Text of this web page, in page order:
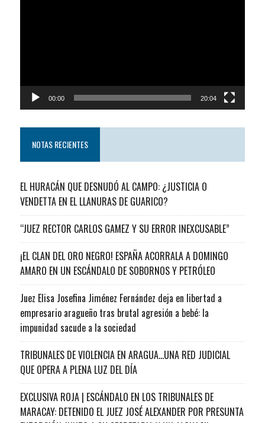
00:00 20:04
NOTAS RECIENTES
EL HURACÁN QUE DESNUDÓ AL CAMPO: ¿JUSTICIA O
VENDETTA EN EL LLANURAS DE GUARICO?
“JUEZ RECTOR CARLOS GAMEZ Y SU ERROR INEXCUSABLE”
¡EL CLAN DEL ORO NEGRO! ESPAÑA ACORRALA A DOMINGO
AMARO EN UN ESCÁNDALO DE SOBORNOS Y PETRÓLEO
Juez Elisa Josefina Jiménez Fernández deja en libertad a
empresario aragueño tras brutal agresión a bebé: la
impunidad sacude a la sociedad
TRIBUNALES DE VIOLENCIA EN ARAGUA…UNA RED JUDICIAL
QUE OPERA A PLENA LUZ DEL DÍA
EXCLUSIVA ROJA | ESCÁNDALO EN LOS TRIBUNALES DE
MARACAY: DETENIDO EL JUEZ JOSÉ ALEXANDER POR PRESUNTA